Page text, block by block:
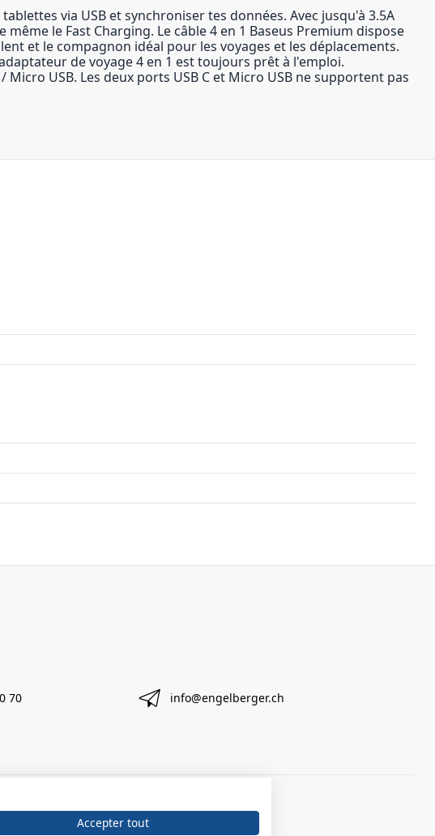
via USB et synchroniser tes données. Avec jusqu'à 3.5A
le Fast Charging. Le câble 4 en 1 Baseus Premium dispose
et le compagnon idéal pour les voyages et les déplacements.
de voyage 4 en 1 est toujours prêt à l'emploi.
USB. Les deux ports USB C et Micro USB ne supportent pas
70 info@engelberger.ch
Accepter tout